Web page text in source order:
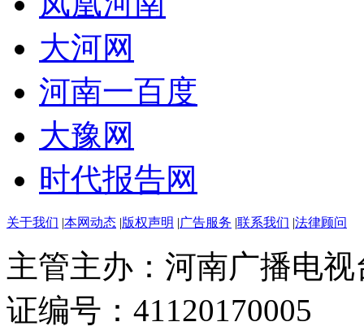
大河网
河南一百度
大豫网
时代报告网
关于我们 |本网动态 |版权声明 |广告服务 |联系我们 |法律顾问
主管主办：河南广播电
证编号：41120170005